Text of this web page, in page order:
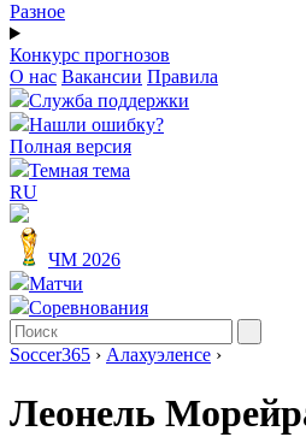
Разное
Конкурс прогнозов
О нас Вакансии Правила
Служба поддержки
Нашли ошибку?
Полная версия
Темная тема
RU
ЧМ 2026
Матчи
Соревнования
Soccer365 › Алахуэленсе ›
Леонель